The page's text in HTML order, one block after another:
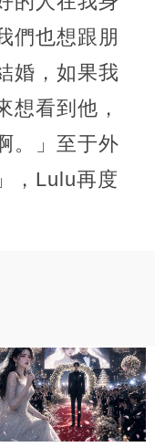
們也想跟朋
婚，如果我
想看到他，
。」至于外
，Lulu再度